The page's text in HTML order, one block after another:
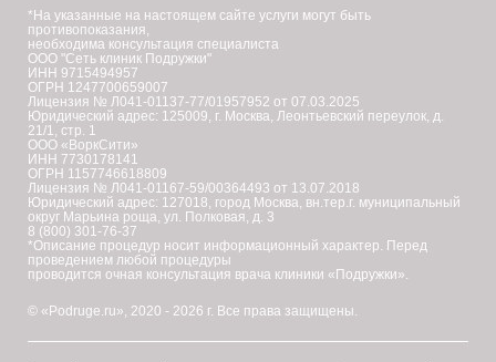
*На указанные на настоящем сайте услуги могут быть
противопоказания,
необходима консультация специалиста
ООО "Сеть клиник Подружки"
ИНН 9715494957
ОГРН 1247700659007
Лицензия № Л041-01137-77/01957952 от 07.03.2025
Юридический адрес: 125009, г. Москва, Леонтьевский переулок, д.
21/1, стр. 1
ООО «ВоркСити»
ИНН 7730178141
ОГРН 1157746618809
Лицензия № Л041-01167-59/00364493 от 13.07.2018
Юридический адрес: 127018, город Москва, вн.тер.г. муниципальный
округ Марьина роща, ул. Полковая, д. 3
8 (800) 301-76-37
*Описание процедур носит информационный характер. Перед
проведением любой процедуры
проводится очная консультация врача клиники «Подружки».
© «Podruge.ru», 2020 - 2026 г. Все права защищены.